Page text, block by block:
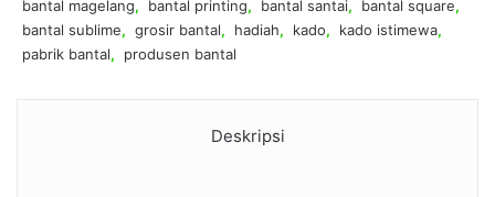
bantal magelang, bantal printing, bantal santai, bantal square,
bantal sublime, grosir bantal, hadiah, kado, kado istimewa,
pabrik bantal, produsen bantal
Deskripsi